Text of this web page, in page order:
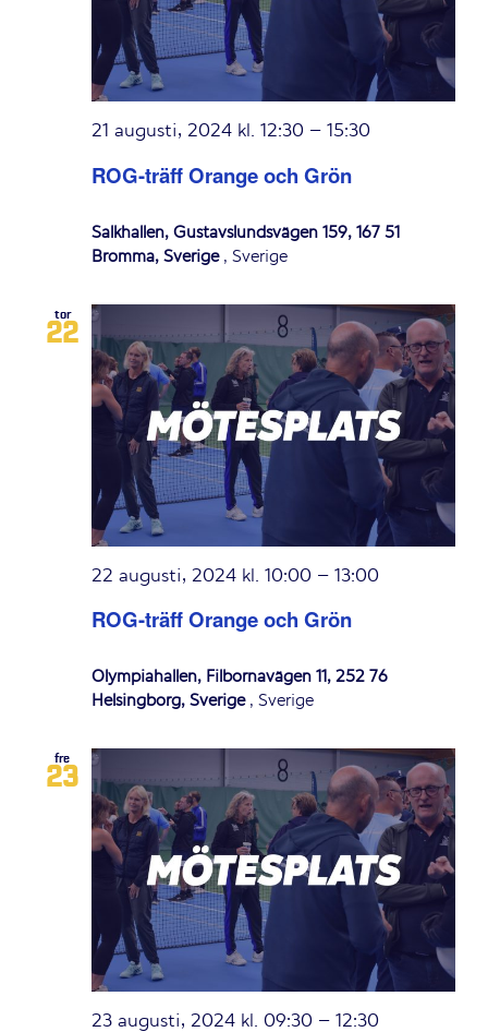
ROG-träff Orange och Grön
21 augusti, 2024 kl. 12:30 – 15:30
Salkhallen, Gustavslundsvägen 159, 167 51
Bromma, Sverige, Sverige
tor
22
ROG-träff Orange och Grön
22 augusti, 2024 kl. 10:00 – 13:00
Olympiahallen, Filbornavägen 11, 252 76
Helsingborg, Sverige, Sverige
fre
23
23 augusti, 2024 kl. 09:30 – 12:30